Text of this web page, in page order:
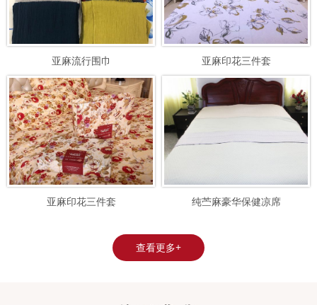
亚麻流行围巾 亚麻印花三件套
亚麻印花三件套 纯苎麻豪华保健凉席
查看更多+